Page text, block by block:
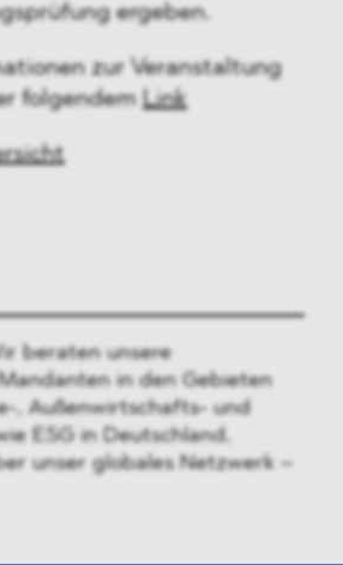
ergeben.
zur Veranstaltung
folgendem Link
beraten unsere
in den Gebieten
, Außenwirtschafts- und
ESG in Deutschland,
unser globales Netzwerk –